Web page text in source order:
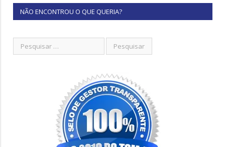
NÃO ENCONTROU O QUE QUERIA?